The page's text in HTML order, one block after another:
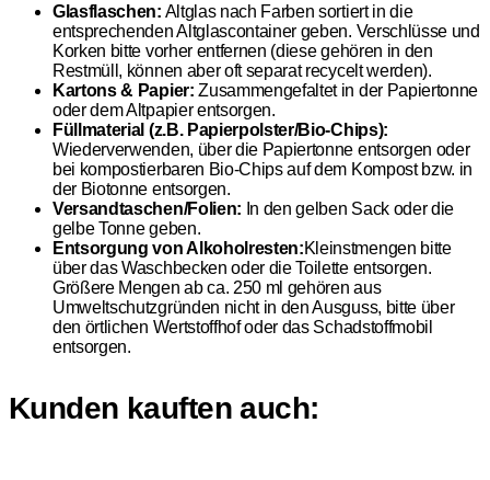
Glasflaschen: Altglas nach Farben sortiert in die
entsprechenden Altglascontainer geben. Verschlüsse und
Korken bitte vorher entfernen (diese gehören in den
Restmüll, können aber oft separat recycelt werden).
Kartons & Papier: Zusammengefaltet in der Papiertonne
oder dem Altpapier entsorgen.
Füllmaterial (z.B. Papierpolster/Bio-Chips):
Wiederverwenden, über die Papiertonne entsorgen oder
bei kompostierbaren Bio-Chips auf dem Kompost bzw. in
der Biotonne entsorgen.
Versandtaschen/Folien: In den gelben Sack oder die
gelbe Tonne geben.
Entsorgung von Alkoholresten:Kleinstmengen bitte
über das Waschbecken oder die Toilette entsorgen.
Größere Mengen ab ca. 250 ml gehören aus
Umweltschutzgründen nicht in den Ausguss, bitte über
den örtlichen Wertstoffhof oder das Schadstoffmobil
entsorgen.
Kunden kauften auch: